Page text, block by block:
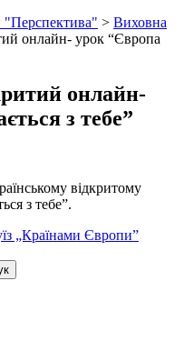
"Перспектива" > Виховна
онлайн- урок “Європа
онлайн-
з тебе”
відкритому
з тебе”.
„Країнами Європи”